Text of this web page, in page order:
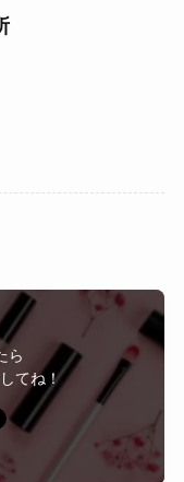
ら
てね！